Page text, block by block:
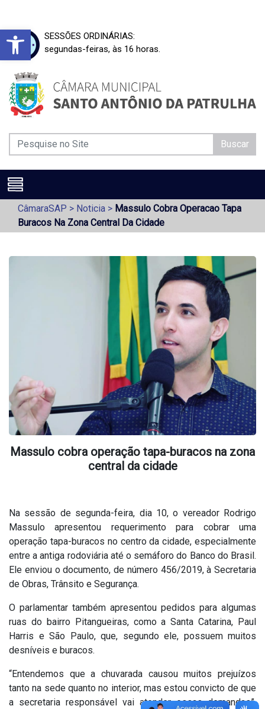
Barra de Ferramentas Aberta
SESSÕES ORDINÁRIAS:
segundas-feiras, às 16 horas.
Buscar
CâmaraSAP > Noticia > Massulo Cobra Operacao Tapa
Buracos Na Zona Central Da Cidade
Massulo cobra operação tapa-buracos na zona
central da cidade
Na sessão de segunda-feira, dia 10, o vereador Rodrigo
Massulo apresentou requerimento para cobrar uma
operação tapa-buracos no centro da cidade, especialmente
entre a antiga rodoviária até o semáforo do Banco do Brasil.
Ele enviou o documento, de número 456/2019, à Secretaria
de Obras, Trânsito e Segurança.
O parlamentar também apresentou pedidos para algumas
ruas do bairro Pitangueiras, como a Santa Catarina, Paul
Harris e São Paulo, que, segundo ele, possuem muitos
desníveis e buracos.
“Entendemos que a chuvarada causou muitos prejuízos
tanto na sede quanto no interior, mas estou convicto de que
a secretaria responsável vai atender essas demandas”,